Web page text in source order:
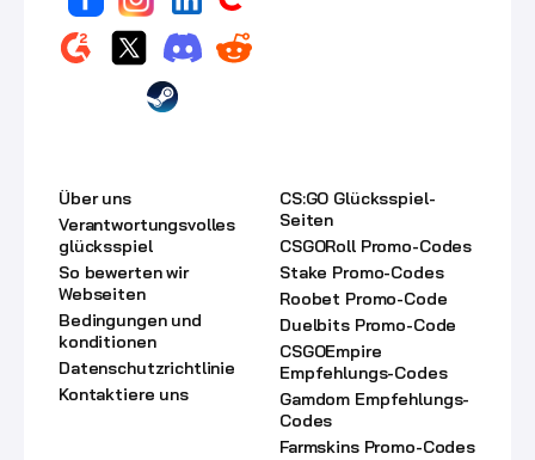
Über uns
Verantwortungsvolles
glücksspiel
So bewerten wir
Webseiten
Bedingungen und
konditionen
Datenschutzrichtlinie
Kontaktiere uns
CS:GO Glücksspiel-
Seiten
CSGORoll Promo-Codes
Stake Promo-Codes
Roobet Promo-Code
Duelbits Promo-Code
CSGOEmpire
Empfehlungs-Codes
Gamdom Empfehlungs-
Codes
Farmskins Promo-Codes